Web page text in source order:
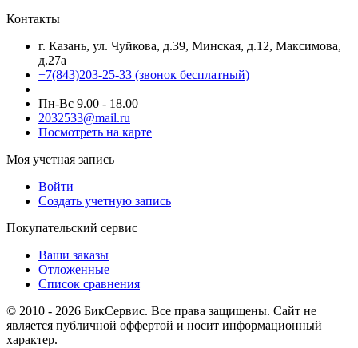
Контакты
г. Казань, ул. Чуйкова, д.39, Минская, д.12, Максимова,
д.27а
+7(843)203-25-33 (звонок бесплатный)
Пн-Вс 9.00 - 18.00
2032533@mail.ru
Посмотреть на карте
Моя учетная запись
Войти
Создать учетную запись
Покупательский сервис
Ваши заказы
Отложенные
Список сравнения
© 2010 - 2026 БикСервис. Все права защищены. Сайт не
является публичной оффертой и носит информационный
характер.